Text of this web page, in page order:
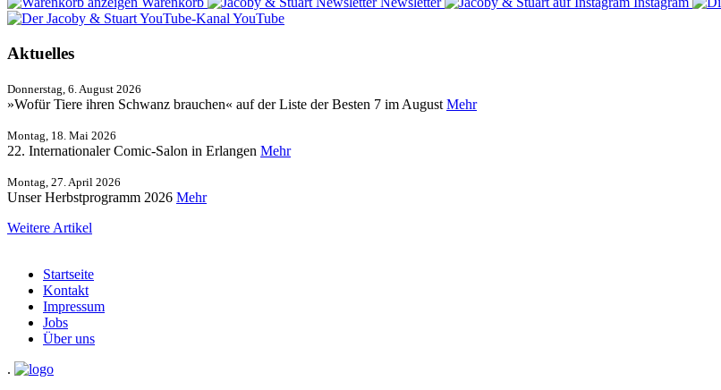
YouTube
Aktuelles
Donnerstag, 6. August 2026
»Wofür Tiere ihren Schwanz brauchen« auf der Liste der Besten 7 im August Mehr
Montag, 18. Mai 2026
22. Internationaler Comic-Salon in Erlangen Mehr
Montag, 27. April 2026
Unser Herbstprogramm 2026 Mehr
Weitere Artikel
Startseite
Kontakt
Impressum
Jobs
Über uns
.